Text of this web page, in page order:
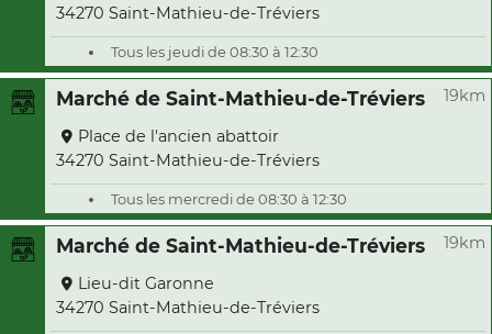
34270 Saint-Mathieu-de-Tréviers
Tous les jeudi de 08:30 à 12:30
Marché de Saint-Mathieu-de-Tréviers 19km
Place de l'ancien abattoir
34270 Saint-Mathieu-de-Tréviers
Tous les mercredi de 08:30 à 12:30
Marché de Saint-Mathieu-de-Tréviers 19km
Lieu-dit Garonne
34270 Saint-Mathieu-de-Tréviers